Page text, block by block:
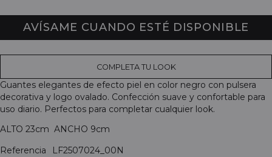
AVÍSAME CUANDO ESTÉ DISPONIBLE
COMPLETA TU LOOK
Guantes elegantes de efecto piel en color negro con pulsera
decorativa y logo ovalado. Confección suave y confortable para
uso diario. Perfectos para completar cualquier look.
ALTO 23cm ANCHO 9cm
Referencia
LF2507024_00N